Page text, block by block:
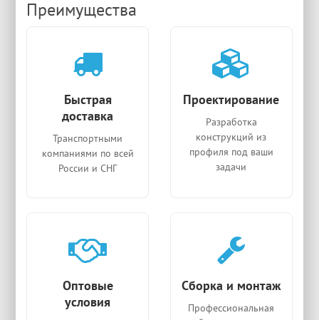
Преимущества
Быстрая
доставка
Транспортными
компаниями по всей
России и СНГ
Проектирование
Разработка
конструкций из
профиля под ваши
задачи
Оптовые
условия
Сборка и монтаж
Профессиональная